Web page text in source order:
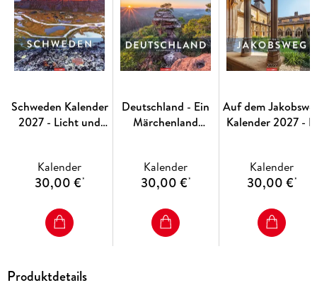
Schweden Kalender
2027 - Licht und
Kalender
30,00 €*
Deutschland - Ein
Märchenland
Kalender
30,00 €*
Auf dem
Kalender 2027 - El
Kalender
30,00 €*
Produktdetails